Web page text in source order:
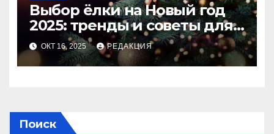
Выбор ёлки на Новый год
2025: тренды и советы для
идеального праздника
ОКТ 16, 2025 РЕДАКЦИЯ
Поиск